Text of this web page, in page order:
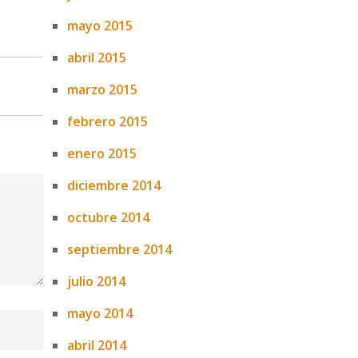
mayo 2015
abril 2015
marzo 2015
febrero 2015
enero 2015
diciembre 2014
octubre 2014
septiembre 2014
julio 2014
mayo 2014
abril 2014